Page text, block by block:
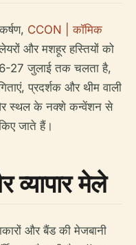
CCON | कॉमिक
और मशहूर हस्तियों को
27 जुलाई तक चलता है,
प्रदर्शक और थीम वाली
और स्थल के नक्शे कन्वेंशन से
जाते हैं।
व्यापार मेले
और बैंड की मेजबानी